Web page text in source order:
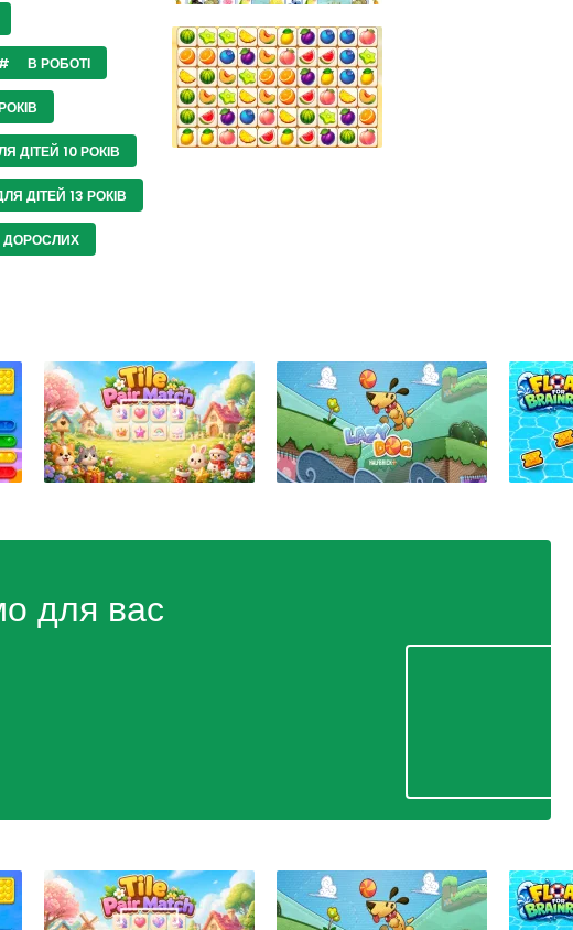
В РОБОТІ
ДІТЕЙ 10 РОКІВ
ДІТЕЙ 13 РОКІВ
ДОРОСЛИХ
для вас